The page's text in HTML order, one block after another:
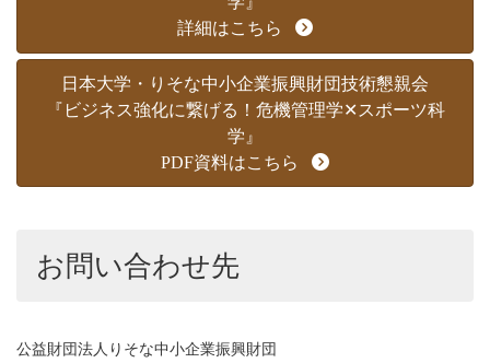
詳細はこちら
日本大学・りそな中小企業振興財団技術懇親会
『ビジネス強化に繋げる！危機管理学✕スポーツ科
学』
PDF資料はこちら
お問い合わせ先
公益財団法人りそな中小企業振興財団